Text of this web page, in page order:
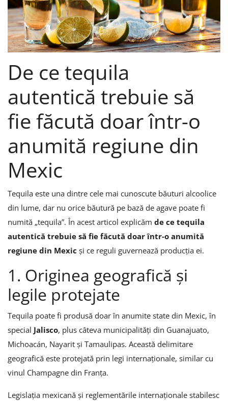
De ce tequila
autentică trebuie să
fie făcută doar într-o
anumită regiune din
Mexic
Tequila este una dintre cele mai cunoscute băuturi alcoolice
din lume, dar nu orice băutură pe bază de agave poate fi
numită „tequila”. În acest articol explicăm de ce tequila
autentică trebuie să fie făcută doar într-o anumită
regiune din Mexic și ce reguli guvernează producția ei.
1. Originea geografică și
legile protejate
Tequila poate fi produsă doar în anumite state din Mexic, în
special Jalisco, plus câteva municipalități din Guanajuato,
Michoacán, Nayarit și Tamaulipas. Această delimitare
geografică este protejată prin legi internaționale, similar cu
vinul Champagne din Franța.
Legislația mexicană și reglementările internaționale stabilesc